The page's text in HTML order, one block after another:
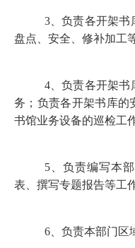
3、负责各开架书
盘点、安全、修补加工
4、负责各开架书
务；负责各开架书库的
书馆业务设备的巡检工
5、负责编写本
表、撰写专题报告等工
6、负责本部门区